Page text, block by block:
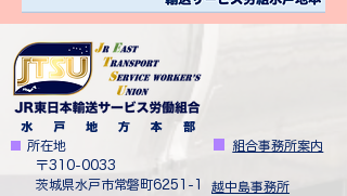
水 戸 地 方 本 部
■ ​所在地
​ 〒310-0033
茨城県水戸市常磐町6251-1
組合事務所案内
​越中島事務所